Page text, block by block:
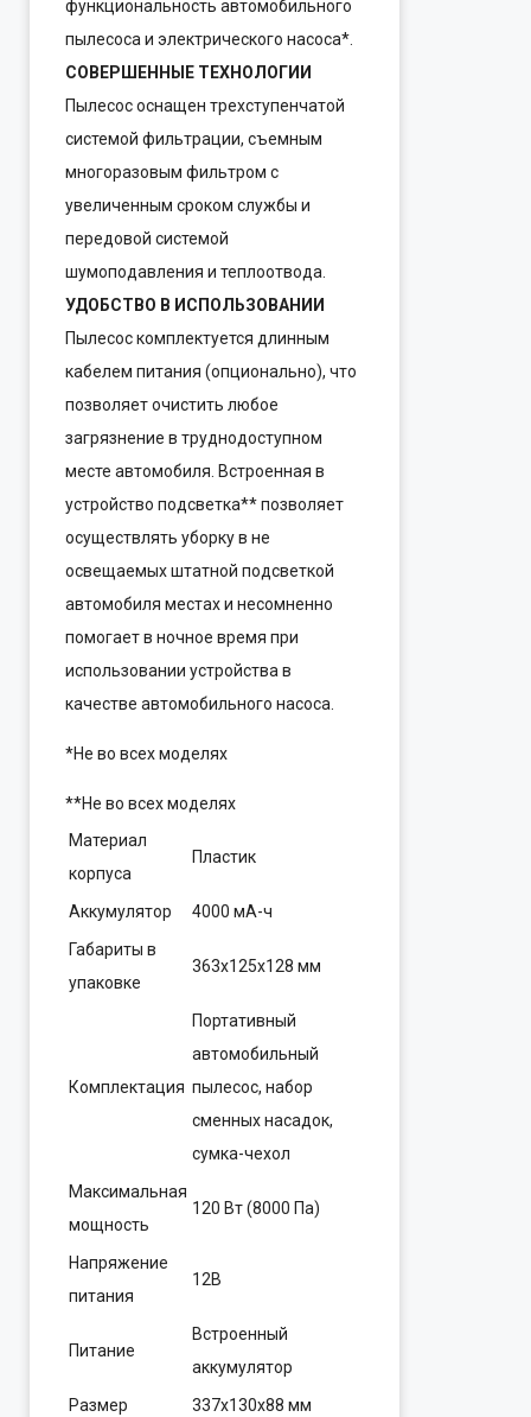
функциональность автомобильного
пылесоса и электрического насоса*.
СОВЕРШЕННЫЕ ТЕХНОЛОГИИ
Пылесос оснащен трехступенчатой
системой фильтрации, съемным
многоразовым фильтром с
увеличенным сроком службы и
передовой системой
шумоподавления и теплоотвода.
УДОБСТВО В ИСПОЛЬЗОВАНИИ
Пылесос комплектуется длинным
кабелем питания (опционально), что
позволяет очистить любое
загрязнение в труднодоступном
месте автомобиля. Встроенная в
устройство подсветка** позволяет
осуществлять уборку в не
освещаемых штатной подсветкой
автомобиля местах и несомненно
помогает в ночное время при
использовании устройства в
качестве автомобильного насоса.
*Не во всех моделях
**Не во всех моделях
Материал
корпуса
Пластик
Аккумулятор
4000 мА-ч
Габариты в
упаковке
363x125x128 мм
Комплектация
Портативный
автомобильный
пылесос, набор
сменных насадок,
сумка-чехол
Максимальная
мощность
120 Вт (8000 Па)
Напряжение
питания
12В
Питание
Встроенный
аккумулятор
Размер
337x130x88 мм